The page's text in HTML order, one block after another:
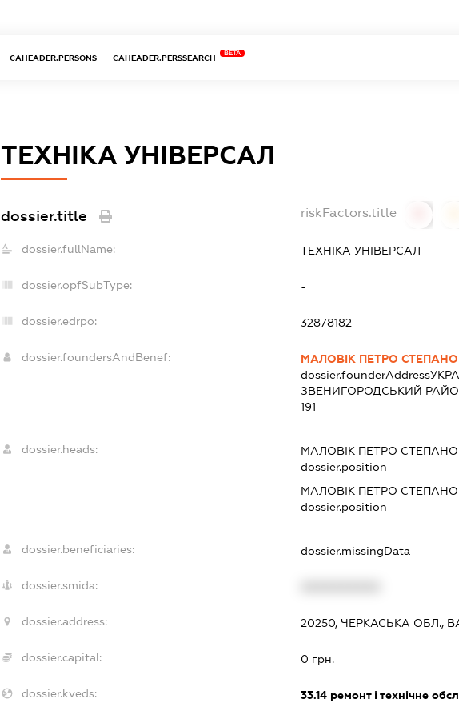
CAHEADER.PERSONS CAHEADER.PERSSEARCH
BETA
ТЕХНІКА УНІВЕРСАЛ
dossier.title riskFactors.title
dossier.fullName: ТЕХНІКА УНІВЕРСАЛ
dossier.opfSubType: -
dossier.edrpo: 32878182
dossier.foundersAndBenef:
МАЛОВІК ПЕТРО
dossier.founderAddress
ЗВЕНИГОРОДСЬКИЙ
191
dossier.heads: МАЛОВІК ПЕТРО
dossier.position -
МАЛОВІК ПЕТРО
dossier.position -
dossier.beneficiaries: dossier.missingData
dossier.smida:
dossier.address: 20250, ЧЕРКАСЬКА ОБЛ.,
dossier.capital: 0 грн.
dossier.kveds: 33.14ремонт і технічне